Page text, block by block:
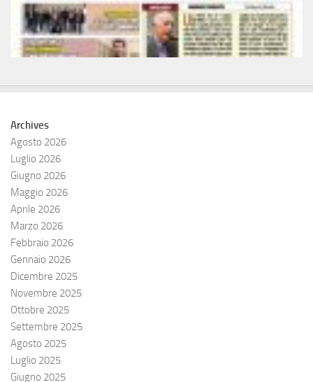
Archives
Agosto 2026
Luglio 2026
Giugno 2026
Maggio 2026
Aprile 2026
Marzo 2026
Febbraio 2026
Gennaio 2026
Dicembre 2025
Novembre 2025
Ottobre 2025
Settembre 2025
Agosto 2025
Luglio 2025
Giugno 2025